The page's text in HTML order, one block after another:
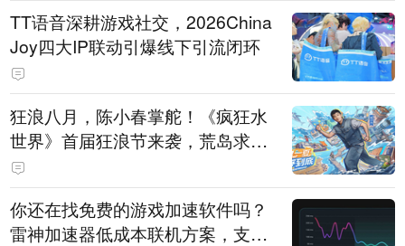
TT语音深耕游戏社交，2026China
Joy四大IP联动引爆线下引流闭环
狂浪八月，陈小春掌舵！《疯狂水
世界》首届狂浪节来袭，荒岛求生
直播即将开启
你还在找免费的游戏加速软件吗？
雷神加速器低成本联机方案，支持